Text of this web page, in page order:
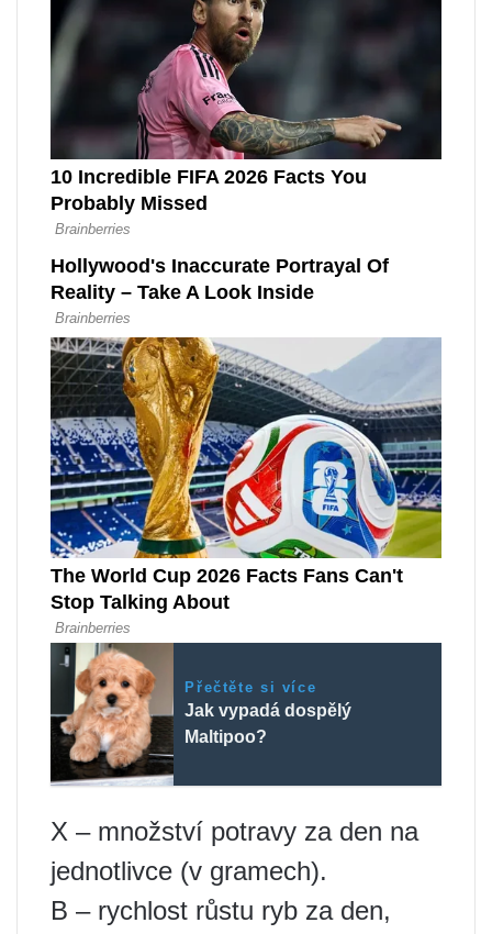
Přečtěte si více
Jak vypadá dospělý
Maltipoo?
X – množství potravy za den na
jednotlivce (v gramech).
B – rychlost růstu ryb za den,